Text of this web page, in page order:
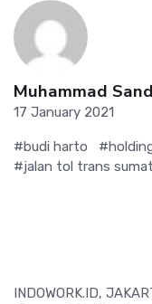
Muhammad
17 January 2021
#budi harto
#jalan tol trans
INDOWORK.ID,